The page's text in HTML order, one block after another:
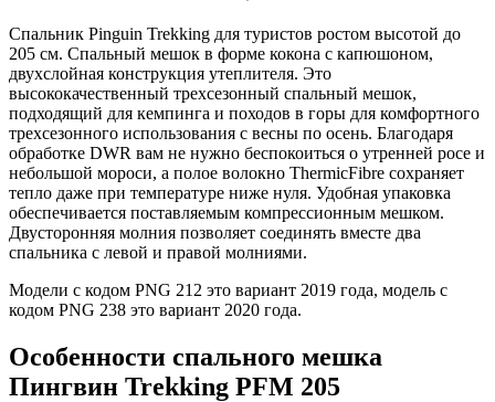
Спальник Pinguin Trekking для туристов ростом высотой до
205 см. Спальный мешок в форме кокона с капюшоном,
двухслойная конструкция утеплителя. Это
высококачественный трехсезонный спальный мешок,
подходящий для кемпинга и походов в горы для комфортного
трехсезонного использования с весны по осень. Благодаря
обработке DWR вам не нужно беспокоиться о утренней росе и
небольшой мороси, а полое волокно ThermicFibre сохраняет
тепло даже при температуре ниже нуля. Удобная упаковка
обеспечивается поставляемым компрессионным мешком.
Двусторонняя молния позволяет соединять вместе два
спальника с левой и правой молниями.
Модели с кодом PNG 212 это вариант 2019 года, модель с
кодом PNG 238 это вариант 2020 года.
Особенности спального мешка
Пингвин Trekking PFM 205